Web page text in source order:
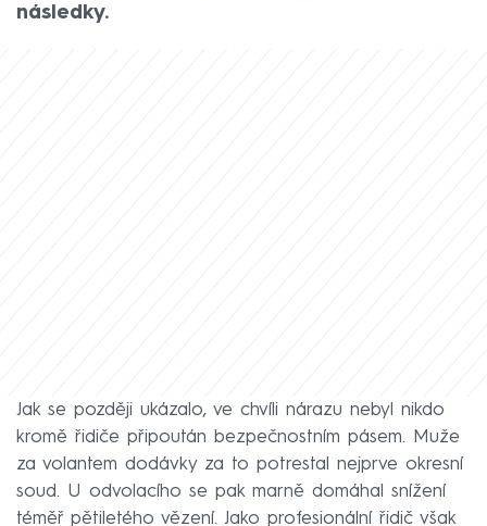
následky.
Jak se později ukázalo, ve chvíli nárazu nebyl nikdo
kromě řidiče připoután bezpečnostním pásem. Muže
za volantem dodávky za to potrestal nejprve okresní
soud. U odvolacího se pak marně domáhal snížení
téměř pětiletého vězení. Jako profesionální řidič však